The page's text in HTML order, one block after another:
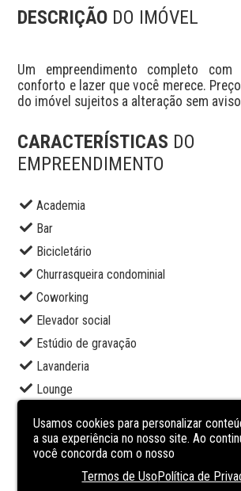
DESCRIÇÃO DO IMÓVEL
Um empreendimento completo com
conforto e lazer que você merece.
do imóvel sujeitos a alteração sem
CARACTERÍSTICAS DO
EMPREENDIMENTO
Academia
Bar
Bicicletário
Churrasqueira condominial
Coworking
Elevador social
Estúdio de gravação
Lavanderia
Lounge
Piscina adulto
Piscina infantil
Usamos cookies para personalizar
a sua experiência no nosso site. Ao
você concorda com o nosso
Termos de UsoPolítica de